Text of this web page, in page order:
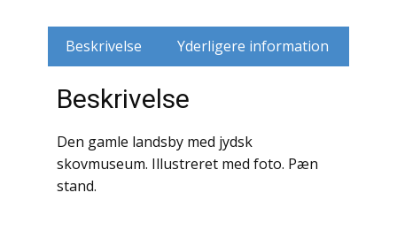
Krige / Slag
Krop / Sind
Kunst
Beskrivelse Yderligere information
Beskrivelse
Den gamle landsby med jydsk
skovmuseum. Illustreret med foto. Pæn
stand.